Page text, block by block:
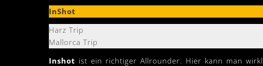
InShot
Harz Trip
Mallorca Trip
Inshot ist ein richtiger Allrounder. Hier kann man